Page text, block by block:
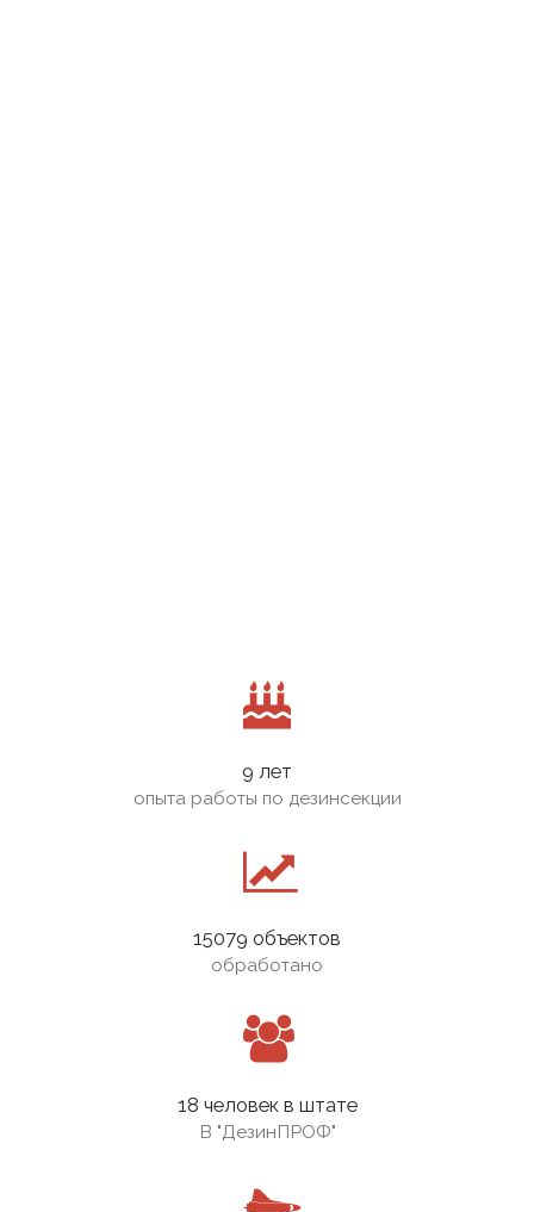
9 лет
опыта работы по дезинсекции
15079 объектов
обработано
18 человек в штате
В "ДезинПРОФ"